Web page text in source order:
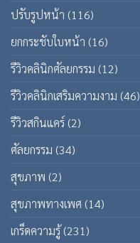
ปรับรูปหน้า (116)
ยกกระชับใบหน้า (16)
รีวิวคลินิกศัลยกรรม (12)
รีวิวคลินิกเสริมความงาม (46)
รีวิวสกินแคร์ (2)
ศัลยกรรม (34)
สุขภาพ (2)
สุขภาพทางเพศ (14)
เกร็ดความรู้(231)